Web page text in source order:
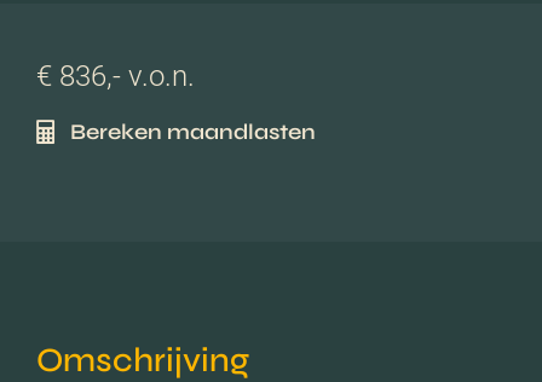
€ 836,- v.o.n.
Bereken maandlasten
Omschrijving